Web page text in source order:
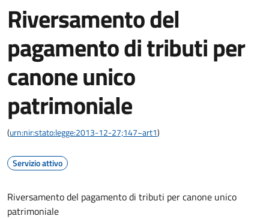
Riversamento del
pagamento di tributi per
canone unico
patrimoniale
(urn:nir:stato:legge:2013-12-27;147~art1)
Servizio attivo
Riversamento del pagamento di tributi per canone unico
patrimoniale